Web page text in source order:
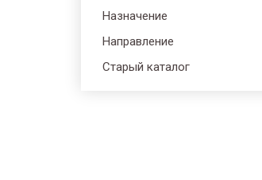
Назначение
Направление
Старый каталог